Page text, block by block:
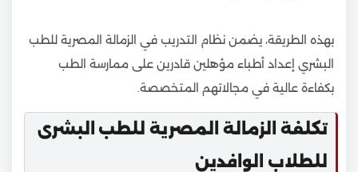
بهذه الطريقة، يضمن نظام التدريب في الزمالة المصرية للطب
البشري إعداد أطباء مؤهلين قادرين على ممارسة الطب
بكفاءة عالية في مجالاتهم المتخصصة.
تكلفة الزمالة المصرية للطب البشرى
للطلاب الوافدين